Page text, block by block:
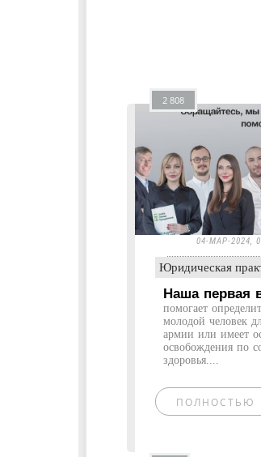
2 808
04-МАР-2024,
Юридическая
Наша первая
помогает
молодой человек
армии или имеет
освобождения по
здоровья....
ПОЛНОСТЬЮ